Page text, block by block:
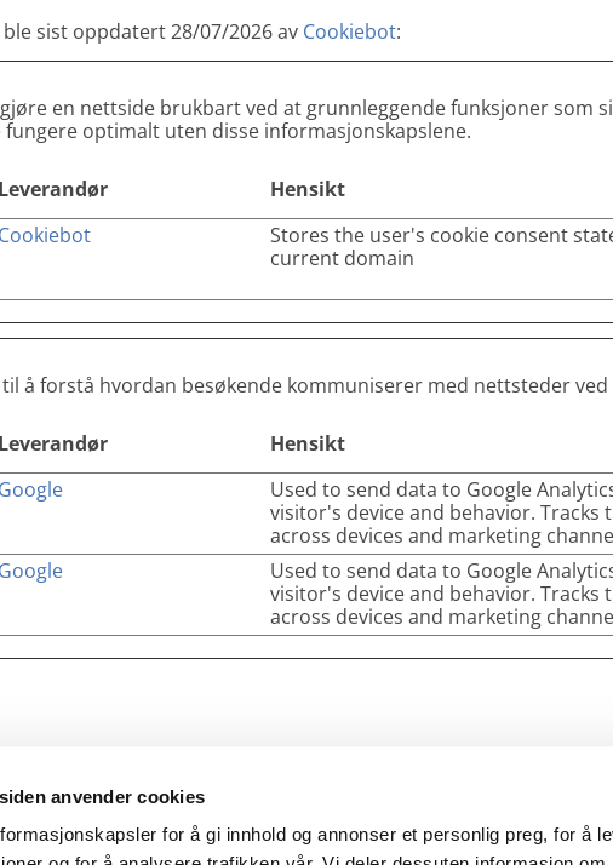
anvender cookies
for å gi innhold og annonser et personlig preg, for å
sist oppdatert 28/07/2026 av Cookiebot:
en nettside brukbart ved at grunnleggende funksjoner som
optimalt uten disse informasjonskapslene.
Leverandør Hensikt
Cookiebot
Stores the user's cookie consent
current domain
å forstå hvordan besøkende kommuniserer med nettsteder
Leverandør Hensikt
Google
Used to send data to Google
visitor's device and behavior. Tracks
across devices and marketing
Google
Used to send data to Google
visitor's device and behavior. Tracks
across devices and marketing